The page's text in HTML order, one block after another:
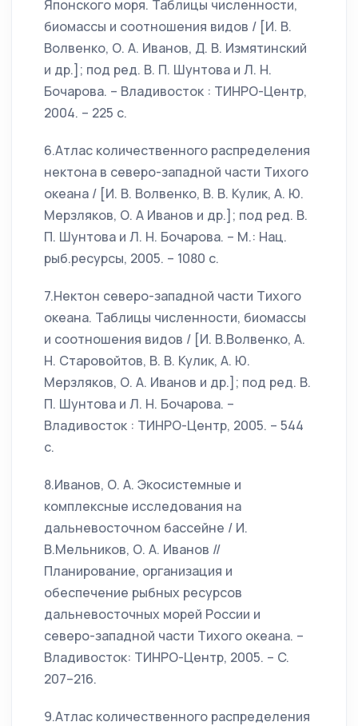
Японского моря. Таблицы численности,
биомассы и соотношения видов / [И. В.
Волвенко, О. А. Иванов, Д. В. Измятинский
и др.]; под ред. В. П. Шунтова и Л. Н.
Бочарова. – Владивосток : ТИНРО-Центр,
2004. – 225 с.
6.Атлас количественного распределения
нектона в северо-западной части Тихого
океана / [И. В. Волвенко, В. В. Кулик, А. Ю.
Мерзляков, О. А Иванов и др.]; под ред. В.
П. Шунтова и Л. Н. Бочарова. – М.: Нац.
рыб.ресурсы, 2005. – 1080 с.
7.Нектон северо-западной части Тихого
океана. Таблицы численности, биомассы
и соотношения видов / [И. В.Волвенко, А.
Н. Старовойтов, В. В. Кулик, А. Ю.
Мерзляков, О. А. Иванов и др.]; под ред. В.
П. Шунтова и Л. Н. Бочарова. –
Владивосток : ТИНРО-Центр, 2005. – 544
с.
8.Иванов, О. А. Экосистемные и
комплексные исследования на
дальневосточном бассейне / И.
В.Мельников, О. А. Иванов //
Планирование, организация и
обеспечение рыбных ресурсов
дальневосточных морей России и
северо-западной части Тихого океана. –
Владивосток: ТИНРО-Центр, 2005. – C.
207–216.
9.Атлас количественного распределения